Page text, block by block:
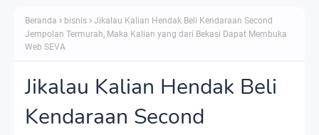
Beranda bisnis
Jikalau Kalian Hendak Beli Kendaraan Second
Jempolan Termurah, Maka Kalian yang dari Bekasi Dapat Membuka
Web SEVA
Jikalau Kalian Hendak Beli
Kendaraan Second